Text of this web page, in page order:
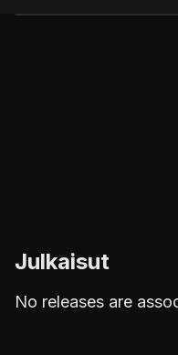
Julkaisut
No releases are